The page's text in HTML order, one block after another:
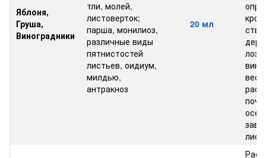
Яблоня,
Груша,
Виноградники
тли, молей,
листоверток;
парша, монилиоз,
различные виды
пятнистостей
листьев, оидиум,
милдью,
антракноз
20 мл
лозы